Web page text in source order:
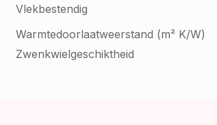
Vlekbestendig
Warmtedoorlaatweerstand (m² K/W)
Zwenkwielgeschiktheid